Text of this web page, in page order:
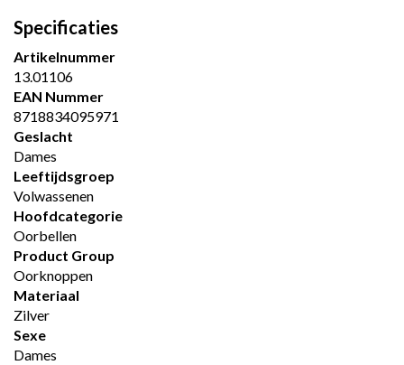
Specificaties
Artikelnummer
13.01106
EAN Nummer
8718834095971
Geslacht
Dames
Leeftijdsgroep
Volwassenen
Hoofdcategorie
Oorbellen
Product Group
Oorknoppen
Materiaal
Zilver
Sexe
Dames